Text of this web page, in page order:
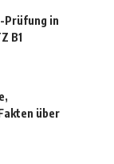
Prüfung in
B1
über